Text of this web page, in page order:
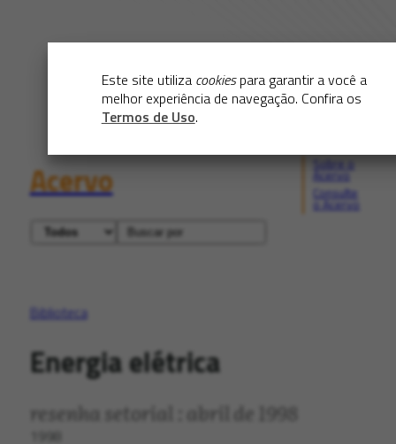
Este site utiliza cookiespara garantir a você a
melhor experiência de navegação. Confira os
Termos de Uso.
Acervo
Consulte
Biblioteca
Energia elétrica
resenha setorial : abril de 1998
1998